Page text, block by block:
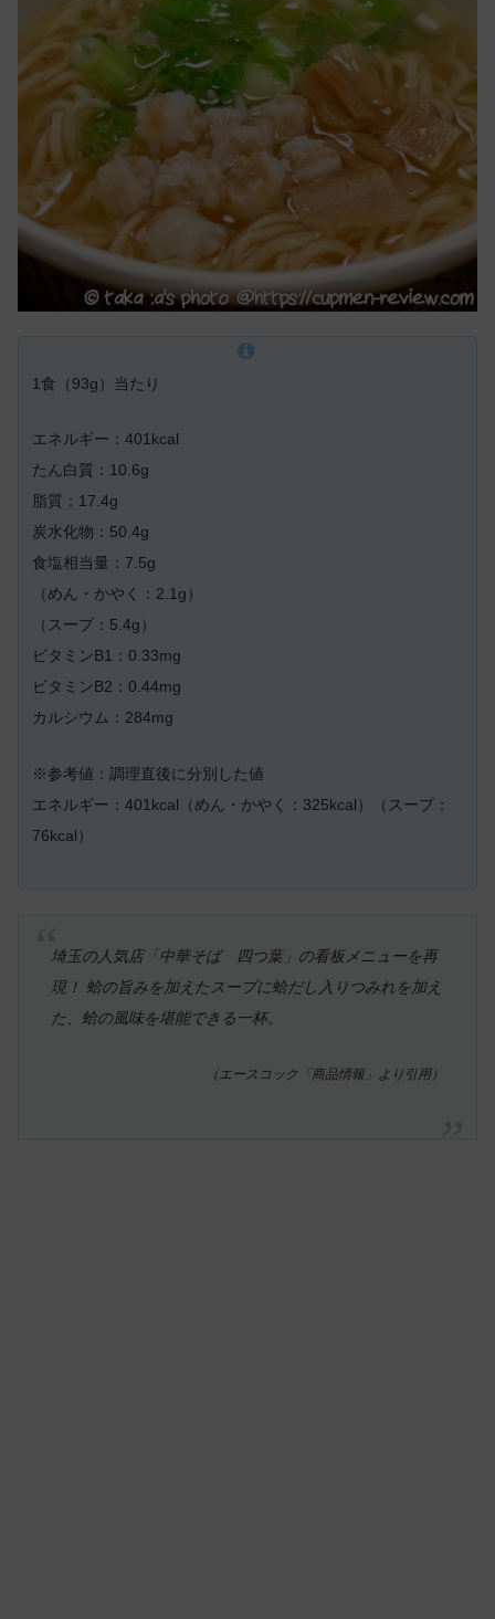
1食（93g）当たり
エネルギー：401kcal
たん白質：10.6g
脂質：17.4g
炭水化物：50.4g
食塩相当量：7.5g
（めん・かやく：2.1g）
（スープ：5.4g）
ビタミンB1：0.33mg
ビタミンB2：0.44mg
カルシウム：284mg
※参考値：調理直後に分別した値
エネルギー：401kcal（めん・かやく：325kcal）（スープ：
76kcal）
埼玉の人気店「中華そば 四つ葉」の看板メニューを再
現！ 蛤の旨みを加えたスープに蛤だし入りつみれを加え
た、蛤の風味を堪能できる一杯。
（エースコック「商品情報」より引用）